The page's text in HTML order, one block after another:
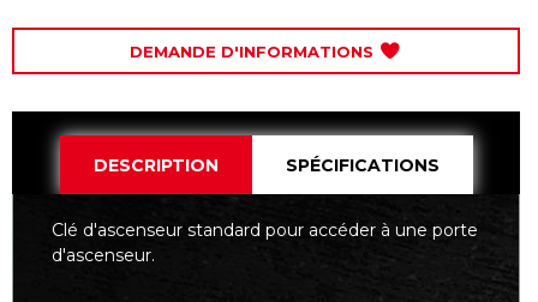
DEMANDE D'INFORMATIONS
DESCRIPTION SPÉCIFICATIONS
Clé d'ascenseur standard pour accéder à une porte
d'ascenseur.